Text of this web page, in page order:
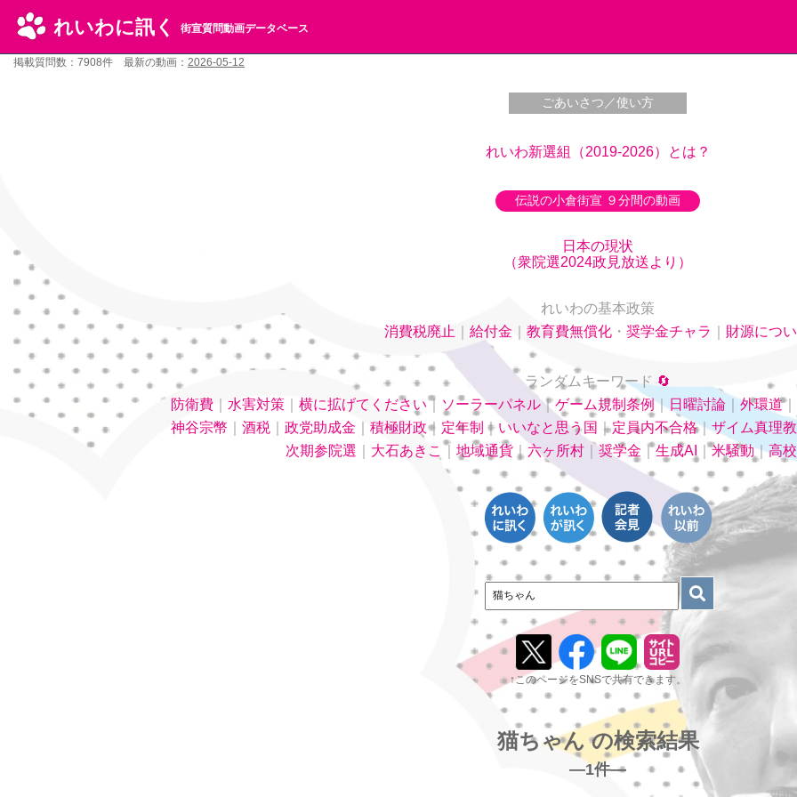
れいわに訊く 街宣質問動画データベース
掲載質問数：7908件 最新の動画： 2026-05-12
ごあいさつ／使い方
れいわ新選組（2019-2026）とは？
伝説の小倉街宣 ９分間の動画
日本の現状
（衆院選2024政見放送より）
れいわの基本政策
消費税廃止
給付金 教育費無償化 ・ 奨学金チャラ 財源につ
ランダムキーワード 🔄
防衛費
水害対策 横に拡げてください｜ ソーラーパネル｜ゲーム規制条例｜ 日曜討論 外環道｜
神谷宗幣
酒税 政党助成金 積極財政｜ 定年制 ｜ いいなと思う国 ｜定員内不合格｜ザイム真理教
次期参院選
大石あきこ ｜ 地域通貨｜ 六ヶ所村｜奨学金 ｜生成AI ｜米騒動｜高
↑このページをSNSで共有できます。
猫ちゃん の検索結果
―1件―